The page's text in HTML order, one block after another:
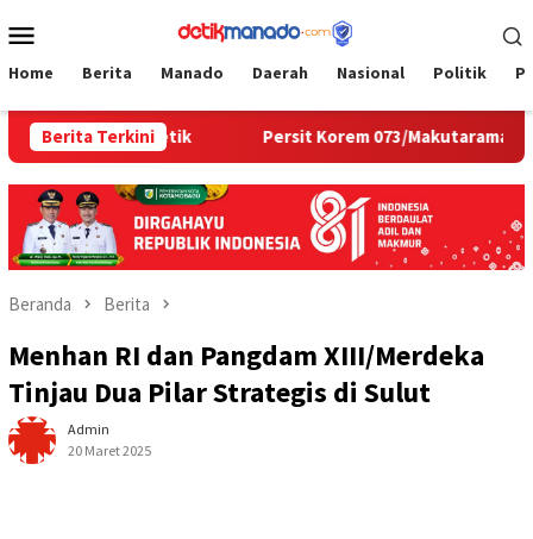
ke
Mobile
Home Berita Manado Daerah Nasional Politik
Berita Terkini
Hunian Estetik Persit Korem 073/Makutarama Tinjau
Beranda Berita
Menhan RI dan Pangdam XIII/Merdeka
Tinjau Dua Pilar Strategis di Sulut
Admin
20 Maret 2025